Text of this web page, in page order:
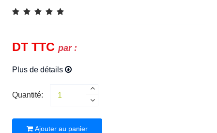
DT TTC par :
Plus de détails
Quantité:
Ajouter au panier